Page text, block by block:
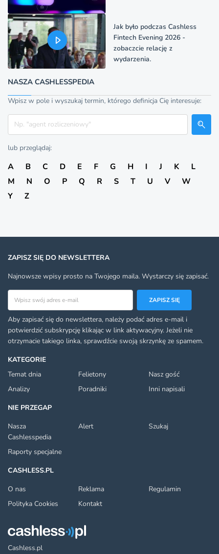
Jak było podczas Cashless
Fintech Evening 2026 -
zobaczcie relację z
wydarzenia.
NASZA CASHLESSPEDIA
Wpisz w pole i wyszukaj termin, którego definicja Cię interesuje:
Szukaj
lub przeglądaj:
A B C D E F G H I J K
L
M
N O P Q R S T U V
W
Y
Z
Cashless.pl
KATEGORIE
Temat dnia
Felietony
Nasz gość
Analizy
Poradniki
Inni napisali
NIE PRZEGAP
Nasza
Cashlesspedia
Alert Szukaj
Raporty specjalne
CASHLESS.PL
O nas
Reklama
Regulamin
Polityka Cookies
Kontakt
ZAPISZ SIĘ DO NEWSLETTERA
Najnowsze wpisy prosto na Twojego maila. Wystarczy się zapisać.
Adres email
ZAPISZ SIĘ
Aby zapisać się do newslettera, należy podać adres e-mail i
potwierdzić subskrypcję klikając w link aktywacyjny. Jeżeli nie
otrzymacie takiego linka, sprawdźcie swoją skrzynkę ze spamem.